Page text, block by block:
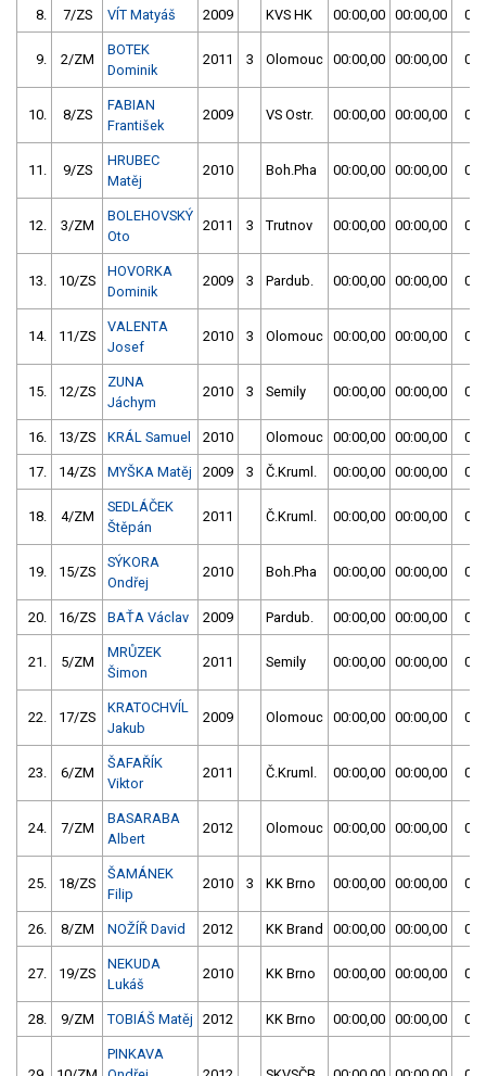
8. 7/ZS VÍT Matyáš 2009 KVS HK 00:00,00 00:00,00
9. 2/ZM
BOTEK
Dominik
2011 3 Olomouc 00:00,00 00:00,00
10. 8/ZS
FABIAN
František
2009 VS Ostr. 00:00,00 00:00,00
11. 9/ZS
HRUBEC
Matěj
2010 Boh.Pha 00:00,00 00:00,00
12. 3/ZM
BOLEHOVSKÝ
Oto
2011 3 Trutnov 00:00,00 00:00,00
13. 10/ZS
HOVORKA
Dominik
2009 3 Pardub. 00:00,00 00:00,00
14. 11/ZS
VALENTA
Josef
2010 3 Olomouc 00:00,00 00:00,00
15. 12/ZS
ZUNA
Jáchym
2010 3 Semily 00:00,00 00:00,00
16. 13/ZS KRÁL Samuel 2010 Olomouc 00:00,00 00:00,00
17. 14/ZS MYŠKA Matěj 2009 3 Č.Kruml. 00:00,00 00:00,00
18. 4/ZM
SEDLÁČEK
Štěpán
2011 Č.Kruml. 00:00,00 00:00,00
19. 15/ZS
SÝKORA
Ondřej
2010 Boh.Pha 00:00,00 00:00,00
20. 16/ZS BAŤA Václav 2009 Pardub. 00:00,00 00:00,00
21. 5/ZM
MRŮZEK
Šimon
2011 Semily 00:00,00 00:00,00
22. 17/ZS
KRATOCHVÍL
Jakub
2009 Olomouc 00:00,00 00:00,00
23. 6/ZM
ŠAFAŘÍK
Viktor
2011 Č.Kruml. 00:00,00 00:00,00
24. 7/ZM
BASARABA
Albert
2012 Olomouc 00:00,00 00:00,00
25. 18/ZS
ŠAMÁNEK
Filip
2010 3 KK Brno 00:00,00 00:00,00
26. 8/ZM NOŽÍŘ David 2012 KK Brand 00:00,00 00:00,00
27. 19/ZS
NEKUDA
Lukáš
2010 KK Brno 00:00,00 00:00,00
28. 9/ZM TOBIÁŠ Matěj 2012 KK Brno 00:00,00 00:00,00
PINKAVA